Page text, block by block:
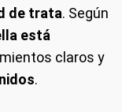
de trata. Según
está
claros y
.